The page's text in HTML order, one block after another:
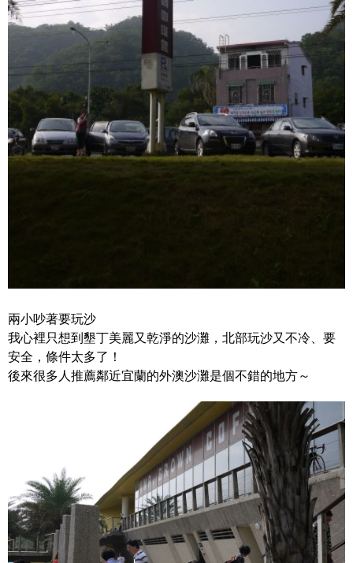
兩小吵著要玩沙
我心裡只想到墾丁美麗又乾淨的沙灘，北部玩沙又不冷、要
安全，條件太多了！
後來很多人推薦鄰近宜蘭的外澳沙灘是個不錯的地方～